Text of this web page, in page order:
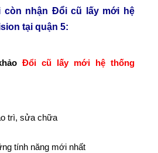
còn nhận Đổi cũ lấy mới hệ
tại quận 5:
Đổi cũ lấy mới hệ thống
trì, sửa chữa
tính năng mới nhất